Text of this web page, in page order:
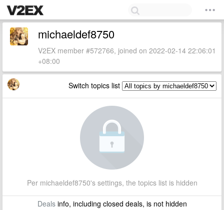
michaeldef8750
V2EX member #572766, joined on 2022-02-14 22:06:01
+08:00
Switch topics list
Per michaeldef8750's settings, the topics list is hidden
Dealsinfo, including closed deals, is not hidden